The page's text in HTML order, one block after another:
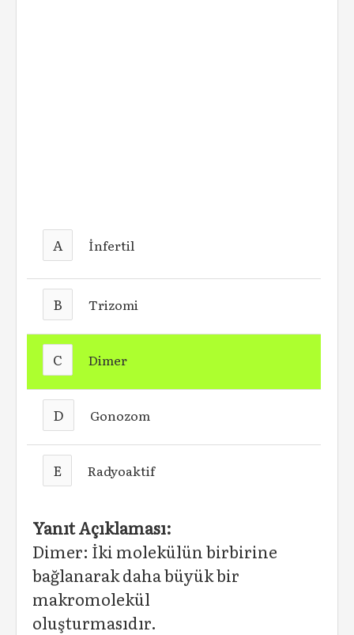
A İnfertil
B Trizomi
C Dimer
D Gonozom
E Radyoaktif
Yanıt Açıklaması:
Dimer: İki molekülün birbirine
bağlanarak daha büyük bir
makromolekül
oluşturmasıdır.